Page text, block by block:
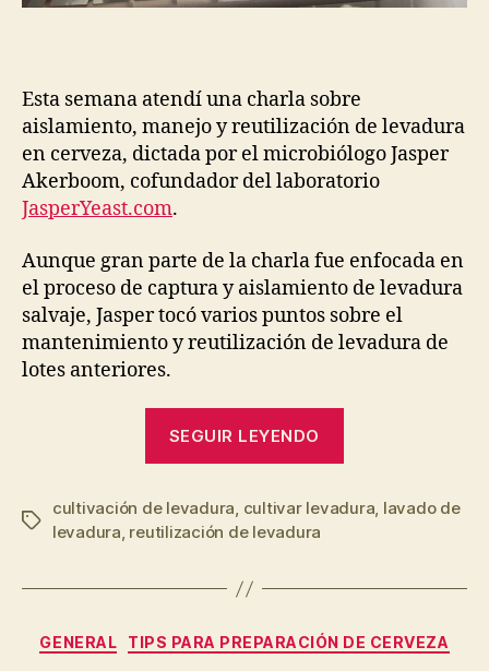
Esta semana atendí una charla sobre
aislamiento, manejo y reutilización de levadura
en cerveza, dictada por el microbiólogo Jasper
Akerboom, cofundador del laboratorio
JasperYeast.com.
Aunque gran parte de la charla fue enfocada en
el proceso de captura y aislamiento de levadura
salvaje, Jasper tocó varios puntos sobre el
mantenimiento y reutilización de levadura de
lotes anteriores.
SEGUIR LEYENDO
la
Etiquetas
cultivación de levadura, cultivar levadura, lavado de
levadura, reutilización de levadura
Categorías
GENERAL TIPS PARA PREPARACIÓN DE CERVEZA